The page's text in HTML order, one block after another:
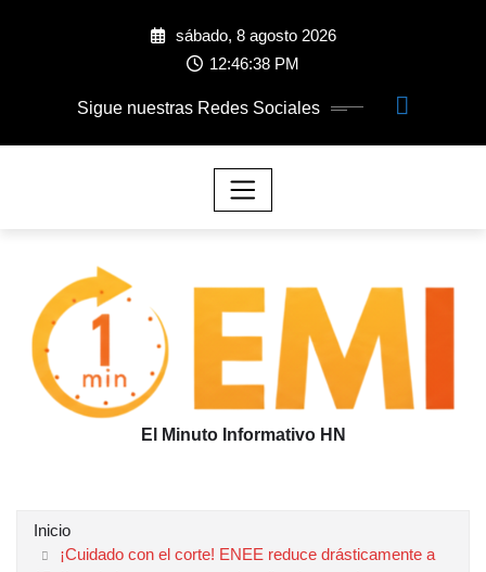
sábado, 8 agosto 2026
12:46:39 PM
Sigue nuestras Redes Sociales
El Minuto Informativo HN
Inicio
¡Cuidado con el corte! ENEE reduce drásticamente a